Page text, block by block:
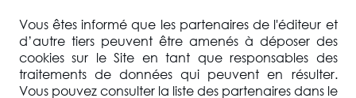
Vous êtes informé que les partenaires de l'éditeur et
d’autre tiers peuvent être amenés à déposer des
cookies sur le Site en tant que responsables des
traitements de données qui peuvent en résulter.
Vous pouvez consulter la liste des partenaires dans le